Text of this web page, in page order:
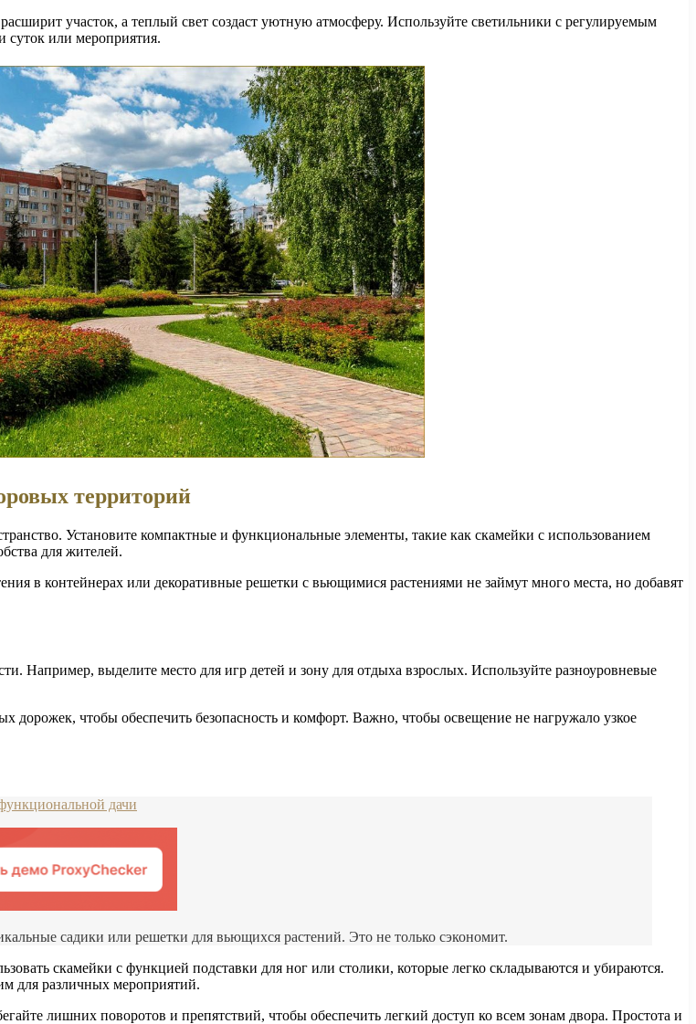
участок, а теплый свет создаст уютную атмосферу. Используйте светильники с регулируемым
суток или мероприятия.
территорий
Установите компактные и функциональные элементы, такие как скамейки с использованием
для жителей.
в контейнерах или декоративные решетки с вьющимися растениями не займут много места, но добавят
Например, выделите место для игр детей и зону для отдыха взрослых. Используйте разноуровневые
чтобы обеспечить безопасность и комфорт. Важно, чтобы освещение не нагружало узкое
дачи
садики или решетки для вьющихся растений. Это не только сэкономит.
скамейки с функцией подставки для ног или столики, которые легко складываются и убираются.
для различных мероприятий.
лишних поворотов и препятствий, чтобы обеспечить легкий доступ ко всем зонам двора. Простота и